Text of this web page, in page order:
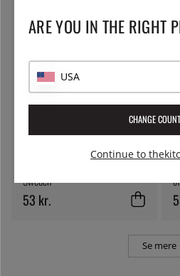
Sweden
53 kr.
Se mere
ARE YOU IN THE RIGHT
USA
CHANGE
Continue to